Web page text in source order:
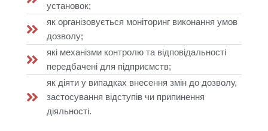
установок;
як організовується моніторинг виконання умов
дозволу;
які механізми контролю та відповідальності
передбачені для підприємств;
як діяти у випадках внесення змін до дозволу,
застосування відступів чи припинення
діяльності.